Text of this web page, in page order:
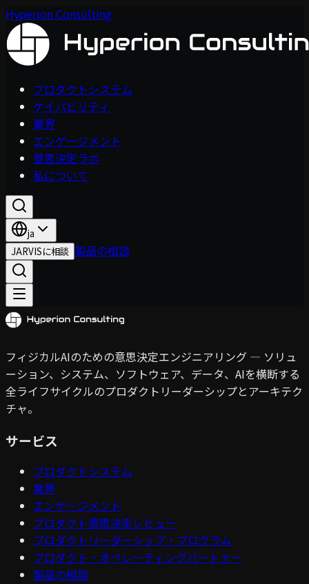
Hyperion Consulting
プロダクトシステム
ケイパビリティ
業界
エンゲージメント
意思決定ラボ
私について
ja
JARVISに相談 製品の相談
フィジカルAIのための意思決定エンジニアリング — ソリュ
ーション、システム、ソフトウェア、データ、AIを横断する
全ライフサイクルのプロダクトリーダーシップとアーキテク
チャ。
サービス
プロダクトシステム
業界
エンゲージメント
プロダクト意思決定レビュー
プロダクトリーダーシップ・プログラム
プロダクト・オペレーティングパートナー
製品の相談